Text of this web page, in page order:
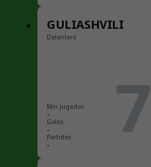
GULIASHVILI
Delantero
Min jugados
-
Goles
-
Partidos
-
7